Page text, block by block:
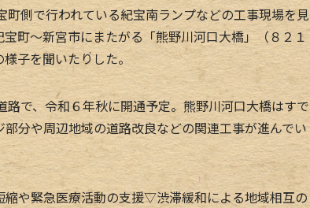
側で行われている紀宝南ランプなどの工事現場を見
町～新宮市にまたがる「熊野川河口大橋」（８２１
子を聞いたりした。
で、令和６年秋に開通予定。熊野川河口大橋はすで
分や周辺地域の道路改良などの関連工事が進んでい
や緊急医療活動の支援▽渋滞緩和による地域相互の